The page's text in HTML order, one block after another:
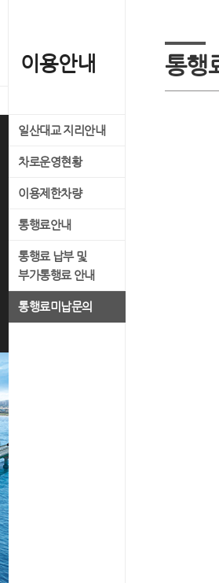
이용안내
일산대교 지리안내
차로운영현황
이용제한차량
통행료안내
통행료 납부 및
부가통행료 안내
통행료미납문의
교통정보
실시간 교통정보
교통관리 시스템 소개
홍보관
일산대교 갤러리
홍보 동영상
언론 속 일산대교
자료실
관광정보
관광명소
축제정보
문화유적
맛집정보
고객광장
공지사항
고객의 소리
FAQ
회사소개
대표이사 인사말
사업개요
사업추진경과
운영조직
경영공시
협력업체
입찰공고
통행